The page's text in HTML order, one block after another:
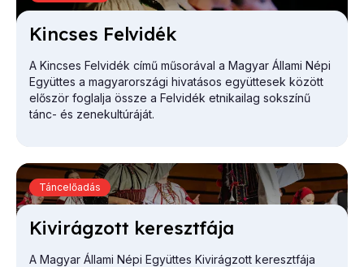
Kin­cses Fel­vi­dék
A Kincses Felvidék című műsorával a Magyar Állami Népi
Együttes a magyarországi hivatásos együttesek között
először foglalja össze a Felvidék etnikailag sokszínű
tánc- és zenekultúráját.
Ki­vi­rág­zott ke­reszt­fá­ja
A Magyar Állami Népi Együttes Kivirágzott keresztfája
Táncelőadás